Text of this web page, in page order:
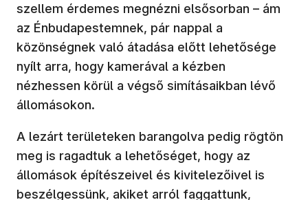
szellem érdemes megnézni elsősorban – ám
az Énbudapestemnek, pár nappal a
közönségnek való átadása előtt lehetősége
nyílt arra, hogy kamerával a kézben
nézhessen körül a végső simításaikban lévő
állomásokon.
A lezárt területeken barangolva pedig rögtön
meg is ragadtuk a lehetőséget, hogy az
állomások építészeivel és kivitelezőivel is
beszélgessünk, akiket arról faggattunk,